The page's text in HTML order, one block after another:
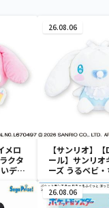
メロ
クタ
デカ
26.08.06
【サンリオ】
ール】サンリオ
ーズ うるベビ
ドール
26.08.06